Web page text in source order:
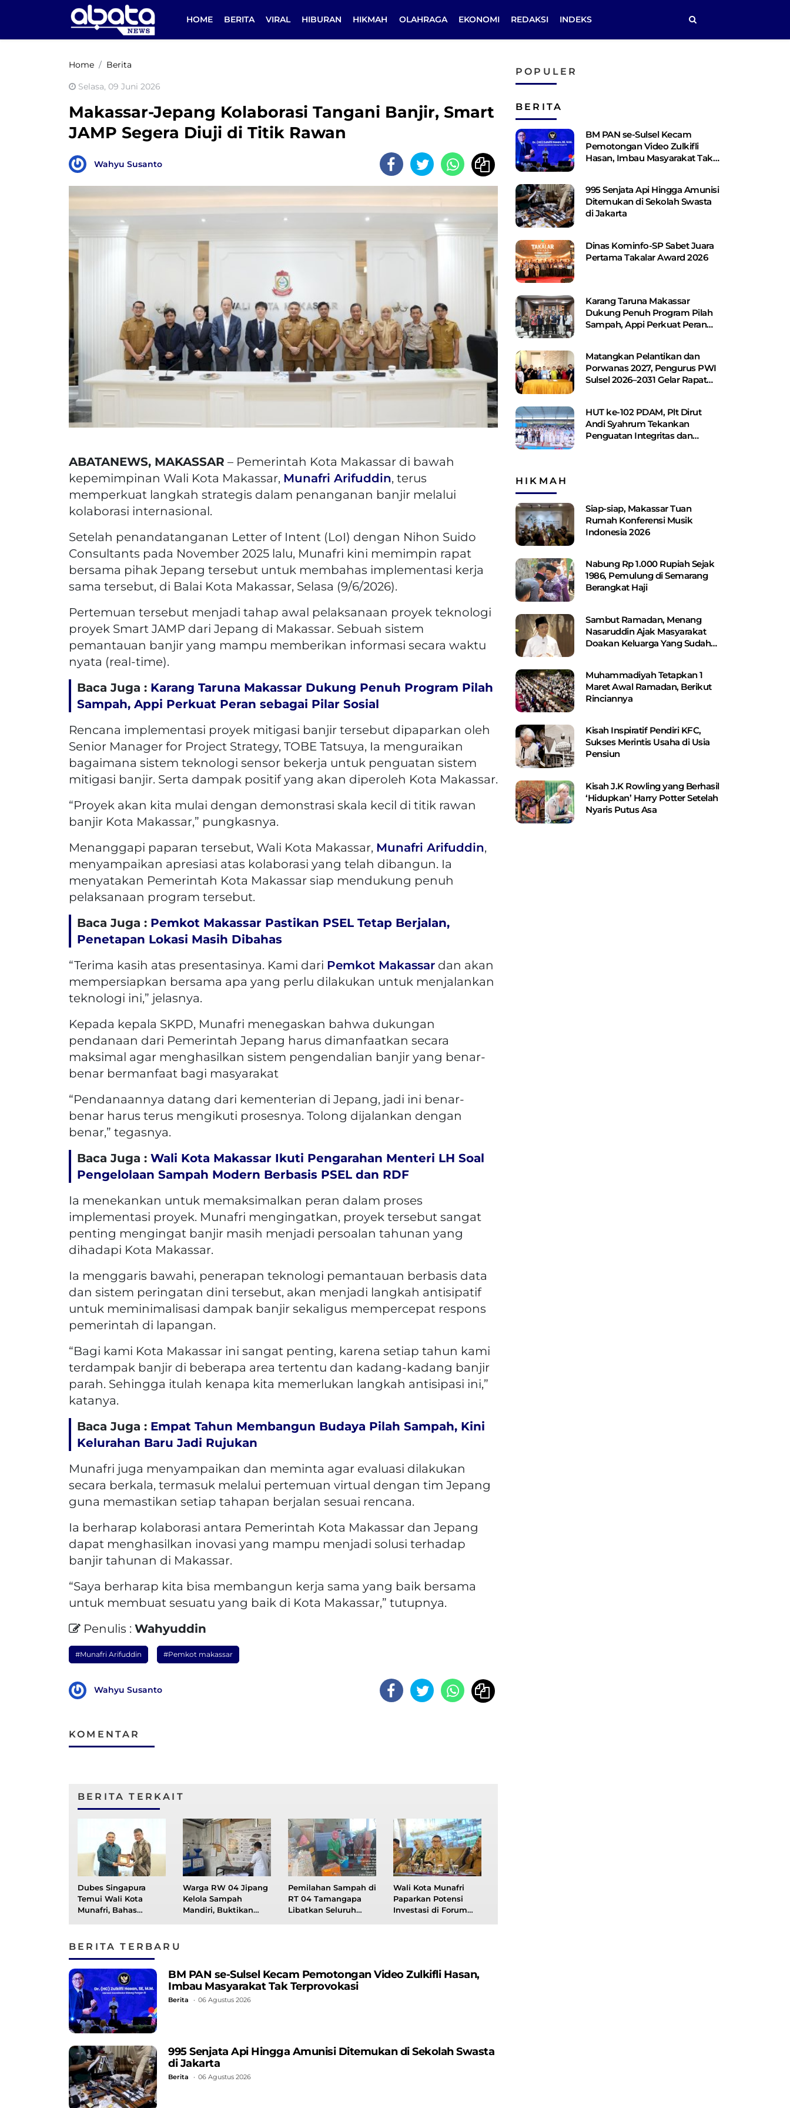
HOME BERITA VIRAL HIBURAN HIKMAH OLAHRAGA EKONOMI REDAKSI INDEKS
Home Berita
Selasa, 09 Juni 2026
Makassar-Jepang Kolaborasi Tangani Banjir, Smart
JAMP Segera Diuji di Titik Rawan
Wahyu Susanto
ABATANEWS, MAKASSAR – Pemerintah Kota Makassar di bawah
kepemimpinan Wali Kota Makassar, Munafri Arifuddin, terus
memperkuat langkah strategis dalam penanganan banjir melalui
kolaborasi internasional.
Setelah penandatanganan Letter of Intent (LoI) dengan Nihon Suido
Consultants pada November 2025 lalu, Munafri kini memimpin rapat
bersama pihak Jepang tersebut untuk membahas implementasi kerja
sama tersebut, di Balai Kota Makassar, Selasa (9/6/2026).
Pertemuan tersebut menjadi tahap awal pelaksanaan proyek teknologi
proyek Smart JAMP dari Jepang di Makassar. Sebuah sistem
pemantauan banjir yang mampu memberikan informasi secara waktu
nyata (real-time).
Baca Juga : Karang Taruna Makassar Dukung Penuh Program Pilah
Sampah, Appi Perkuat Peran sebagai Pilar Sosial
Rencana implementasi proyek mitigasi banjir tersebut dipaparkan oleh
Senior Manager for Project Strategy, TOBE Tatsuya, Ia menguraikan
bagaimana sistem teknologi sensor bekerja untuk penguatan sistem
mitigasi banjir. Serta dampak positif yang akan diperoleh Kota Makassar.
“Proyek akan kita mulai dengan demonstrasi skala kecil di titik rawan
banjir Kota Makassar,” pungkasnya.
Menanggapi paparan tersebut, Wali Kota Makassar, Munafri Arifuddin,
menyampaikan apresiasi atas kolaborasi yang telah dibangun. Ia
menyatakan Pemerintah Kota Makassar siap mendukung penuh
pelaksanaan program tersebut.
Baca Juga : Pemkot Makassar Pastikan PSEL Tetap Berjalan,
Penetapan Lokasi Masih Dibahas
“Terima kasih atas presentasinya. Kami dari Pemkot Makassar dan akan
mempersiapkan bersama apa yang perlu dilakukan untuk menjalankan
teknologi ini,” jelasnya.
Kepada kepala SKPD, Munafri menegaskan bahwa dukungan
pendanaan dari Pemerintah Jepang harus dimanfaatkan secara
maksimal agar menghasilkan sistem pengendalian banjir yang benar-
benar bermanfaat bagi masyarakat
“Pendanaannya datang dari kementerian di Jepang, jadi ini benar-
benar harus terus mengikuti prosesnya. Tolong dijalankan dengan
benar,” tegasnya.
Baca Juga : Wali Kota Makassar Ikuti Pengarahan Menteri LH Soal
Pengelolaan Sampah Modern Berbasis PSEL dan RDF
Ia menekankan untuk memaksimalkan peran dalam proses
implementasi proyek. Munafri mengingatkan, proyek tersebut sangat
penting mengingat banjir masih menjadi persoalan tahunan yang
dihadapi Kota Makassar.
Ia menggaris bawahi, penerapan teknologi pemantauan berbasis data
dan sistem peringatan dini tersebut, akan menjadi langkah antisipatif
untuk meminimalisasi dampak banjir sekaligus mempercepat respons
pemerintah di lapangan.
“Bagi kami Kota Makassar ini sangat penting, karena setiap tahun kami
terdampak banjir di beberapa area tertentu dan kadang-kadang banjir
parah. Sehingga itulah kenapa kita memerlukan langkah antisipasi ini,”
katanya.
Baca Juga : Empat Tahun Membangun Budaya Pilah Sampah, Kini
Kelurahan Baru Jadi Rujukan
Munafri juga menyampaikan dan meminta agar evaluasi dilakukan
secara berkala, termasuk melalui pertemuan virtual dengan tim Jepang
guna memastikan setiap tahapan berjalan sesuai rencana.
Ia berharap kolaborasi antara Pemerintah Kota Makassar dan Jepang
dapat menghasilkan inovasi yang mampu menjadi solusi terhadap
banjir tahunan di Makassar.
“Saya berharap kita bisa membangun kerja sama yang baik bersama
untuk membuat sesuatu yang baik di Kota Makassar,” tutupnya.
Penulis : Wahyuddin
#Munafri Arifuddin #Pemkot makassar
Wahyu Susanto
KOMENTAR
BERITA TERKAIT
Dubes Singapura
Temui Wali Kota
Munafri, Bahas
Masyarakat
Warga RW 04 Jipang
Kelola Sampah
Mandiri, Buktikan
Pemilahan Sampah di
RT 04 Tamangapa
Libatkan Seluruh
Wali Kota Munafri
Paparkan Potensi
Investasi di Forum
BERITA TERBARU
BM PAN se-Sulsel Kecam Pemotongan Video Zulkifli Hasan,
Imbau Masyarakat Tak Terprovokasi
Berita 06 Agustus 2026
995 Senjata Api Hingga Amunisi Ditemukan di Sekolah Swasta
di Jakarta
Berita 06 Agustus 2026
POPULER
BERITA
BM PAN se-Sulsel Kecam
Pemotongan Video Zulkifli
Hasan, Imbau Masyarakat Tak
995 Senjata Api Hingga Amunisi
Ditemukan di Sekolah Swasta
di Jakarta
Dinas Kominfo-SP Sabet Juara
Pertama Takalar Award 2026
Karang Taruna Makassar
Dukung Penuh Program Pilah
Sampah, Appi Perkuat Peran
Matangkan Pelantikan dan
Porwanas 2027, Pengurus PWI
Sulsel 2026–2031 Gelar Rapat
HUT ke-102 PDAM, Plt Dirut
Andi Syahrum Tekankan
Penguatan Integritas dan
HIKMAH
Siap-siap, Makassar Tuan
Rumah Konferensi Musik
Indonesia 2026
Nabung Rp 1.000 Rupiah Sejak
1986, Pemulung di Semarang
Berangkat Haji
Sambut Ramadan, Menang
Nasaruddin Ajak Masyarakat
Doakan Keluarga Yang Sudah
Muhammadiyah Tetapkan 1
Maret Awal Ramadan, Berikut
Rinciannya
Kisah Inspiratif Pendiri KFC,
Sukses Merintis Usaha di Usia
Pensiun
Kisah J.K Rowling yang Berhasil
‘Hidupkan’ Harry Potter Setelah
Nyaris Putus Asa